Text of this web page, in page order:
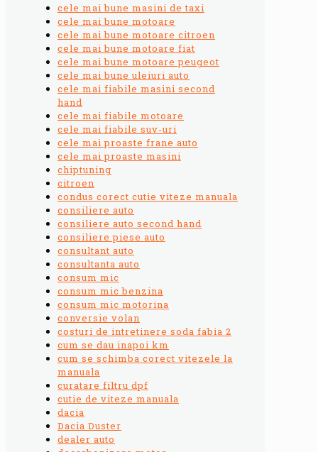
cele mai bune masini de taxi
cele mai bune motoare
cele mai bune motoare citroen
cele mai bune motoare fiat
cele mai bune motoare peugeot
cele mai bune uleiuri auto
cele mai fiabile masini second
hand
cele mai fiabile motoare
cele mai fiabile suv-uri
cele mai proaste frane auto
cele mai proaste masini
chiptuning
citroen
condus corect cutie viteze manuala
consiliere auto
consiliere auto second hand
consiliere piese auto
consultant auto
consultanta auto
consum mic
consum mic benzina
consum mic motorina
conversie volan
costuri de intretinere soda fabia 2
cum se dau inapoi km
cum se schimba corect vitezele la
manuala
curatare filtru dpf
cutie de viteze manuala
dacia
Dacia Duster
dealer auto